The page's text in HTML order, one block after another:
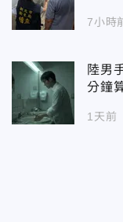
7小時
陸男
分鐘
1天前